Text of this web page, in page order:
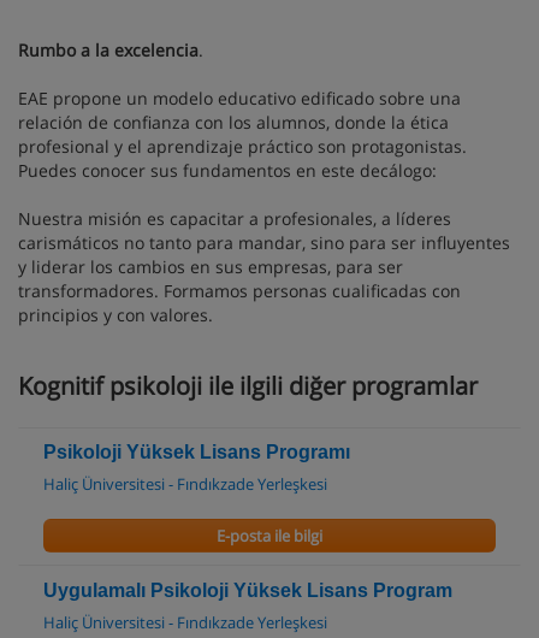
Rumbo a la excelencia.
EAE propone un modelo educativo edificado sobre una
relación de confianza con los alumnos, donde la ética
profesional y el aprendizaje práctico son protagonistas.
Puedes conocer sus fundamentos en este decálogo:
Nuestra misión es capacitar a profesionales, a líderes
carismáticos no tanto para mandar, sino para ser influyentes
y liderar los cambios en sus empresas, para ser
transformadores. Formamos personas cualificadas con
principios y con valores.
Kognitif psikoloji ile ilgili diğer programlar
Psikoloji Yüksek Lisans Programı
Haliç Üniversitesi - Fındıkzade Yerleşkesi
E-posta ile bilgi
Uygulamalı Psikoloji Yüksek Lisans Program
Haliç Üniversitesi - Fındıkzade Yerleşkesi